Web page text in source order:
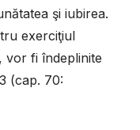
şi iubirea.
exerciţiul
vor fi îndeplinite
(cap. 70: